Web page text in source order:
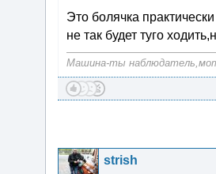
Это болячка
не так будет туго
Машина-ты
strish